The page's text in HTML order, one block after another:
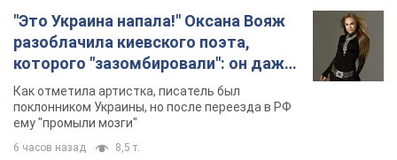
"Это Украина напала!" Оксана Вояж
разоблачила киевского поэта,
которого "зазомбировали": он даже
русского не знал, а теперь хочет
геноцида украинцев
Как отметила артистка, писатель был
поклонником Украины, но после переезда в РФ
ему "промыли мозги"
6 часов назад 8,5 т.